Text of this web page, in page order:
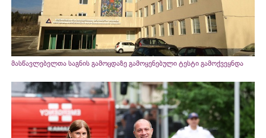
მასწავლებელთა საგნის გამოცდაზე გამოყენებული ტესტი გამოქვეყნდა